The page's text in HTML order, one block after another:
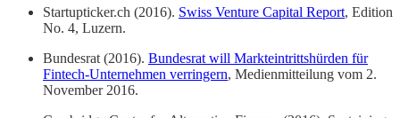
Startupticker.ch (2016). Swiss Venture Capital Report, Edition
No. 4, Luzern.
Bundesrat (2016). Bundesrat will Markteintrittshürden für
Fintech-Unternehmen verringern, Medienmitteilung vom 2.
November 2016.